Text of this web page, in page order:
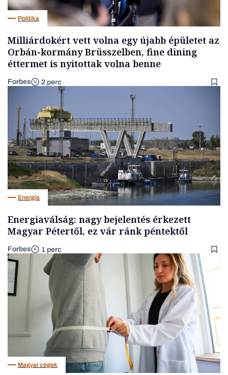
Politika
Milliárdokért vett volna egy újabb épületet az
Orbán-kormány Brüsszelben, fine dining
éttermet is nyitottak volna benne
Forbes 2 perc
Energia
Energiaválság: nagy bejelentés érkezett
Magyar Pétertől, ez vár ránk péntektől
Forbes 1 perc
Magyar cégek